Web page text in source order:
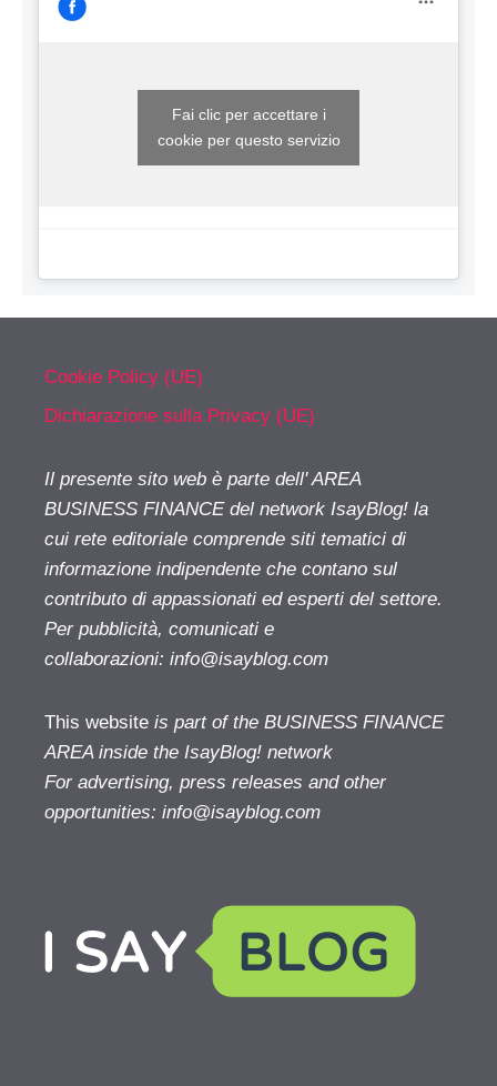
Fai clic per accettare i
cookie per questo servizio
Cookie Policy (UE)
Dichiarazione sulla Privacy (UE)
Il presente sito web è parte dell' AREA
BUSINESS FINANCE del network IsayBlog! la
cui rete editoriale comprende siti tematici di
informazione indipendente che contano sul
contributo di appassionati ed esperti del settore.
Per pubblicità, comunicati e
collaborazioni: info@isayblog.com
This website is part of the BUSINESS FINANCE
AREA inside the IsayBlog! network
For advertising, press releases and other
opportunities: info@isayblog.com